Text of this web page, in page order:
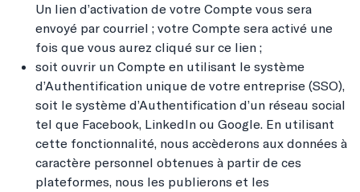
Un lien d’activation de votre Compte vous sera
envoyé par courriel ; votre Compte sera activé une
fois que vous aurez cliqué sur ce lien ;
soit ouvrir un Compte en utilisant le système
d’Authentification unique de votre entreprise (SSO),
soit le système d’Authentification d’un réseau social
tel que Facebook, LinkedIn ou Google. En utilisant
cette fonctionnalité, nous accèderons aux données à
caractère personnel obtenues à partir de ces
plateformes, nous les publierons et les